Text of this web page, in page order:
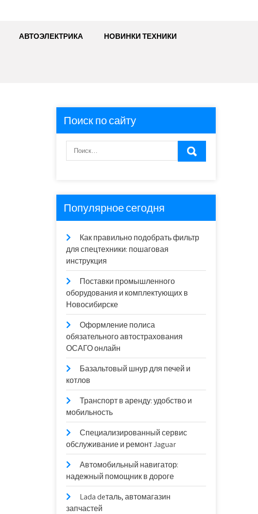
АВТОЭЛЕКТРИКА НОВИНКИ ТЕХНИКИ
Поиск по сайту
Популярное сегодня
Как правильно подобрать фильтр
для спецтехники: пошаговая
инструкция
Поставки промышленного
оборудования и комплектующих в
Новосибирске
Оформление полиса
обязательного автострахования
ОСАГО онлайн
Базальтовый шнур для печей и
котлов
Транспорт в аренду: удобство и
мобильность
Специализированный сервис
обслуживание и ремонт Jaguar
Автомобильный навигатор:
надежный помощник в дороге
Lada deталь, автомагазин
запчастей